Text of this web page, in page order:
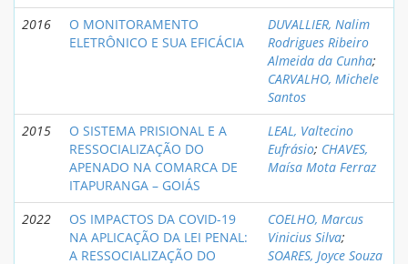
2016
O MONITORAMENTO
ELETRÔNICO E SUA EFICÁCIA
DUVALLIER, Nalim
Rodrigues Ribeiro
Almeida da Cunha;
CARVALHO, Michele
Santos
2015
O SISTEMA PRISIONAL E A
RESSOCIALIZAÇÃO DO
APENADO NA COMARCA DE
ITAPURANGA – GOIÁS
LEAL, Valtecino
Eufrásio; CHAVES,
Maísa Mota Ferraz
2022
OS IMPACTOS DA COVID-19
NA APLICAÇÃO DA LEI PENAL:
A RESSOCIALIZAÇÃO DO
COELHO, Marcus
Vinicius Silva;
SOARES, Joyce Souza